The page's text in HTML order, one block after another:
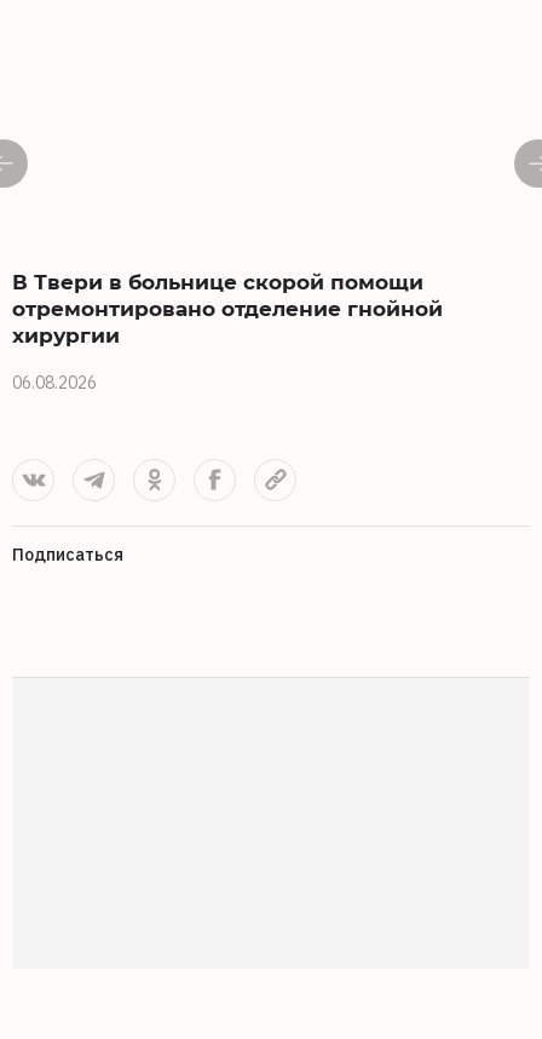
В Твери в больнице скорой помощи
отремонтировано отделение гнойной
хирургии
06.08.2026
Подписаться